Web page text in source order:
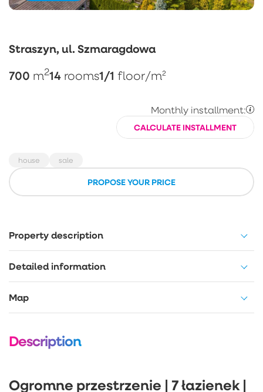
Straszyn, ul. Szmaragdowa
700 m214 rooms1/1 floor/m²
Monthly installment:
CALCULATE INSTALLMENT
house sale
PROPOSE YOUR PRICE
Property description
Detailed information
Map
Description
Ogromne przestrzenie | 7 łazienek |